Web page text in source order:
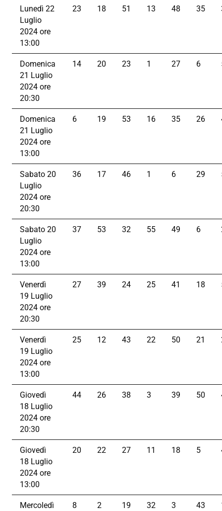
Lunedì 22
Luglio
2024 ore
13:00
23 18 51 13 48 35
Domenica
21 Luglio
2024 ore
20:30
14 20 23 1 27 6
Domenica
21 Luglio
2024 ore
13:00
6 19 53 16 35 26
Sabato 20
Luglio
2024 ore
20:30
36 17 46 1 6 29
Sabato 20
Luglio
2024 ore
13:00
37 53 32 55 49 6
Venerdì
19 Luglio
2024 ore
20:30
27 39 24 25 41 18
Venerdì
19 Luglio
2024 ore
13:00
25 12 43 22 50 21
Giovedì
18 Luglio
2024 ore
20:30
44 26 38 3 39 50
Giovedì
18 Luglio
2024 ore
13:00
20 22 27 11 18 5
Mercoledì
8 2 19 32 3 43